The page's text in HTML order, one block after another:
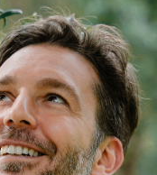
!
fidèles : le
annoncé dans de
tout nouveau...
aller par quatre